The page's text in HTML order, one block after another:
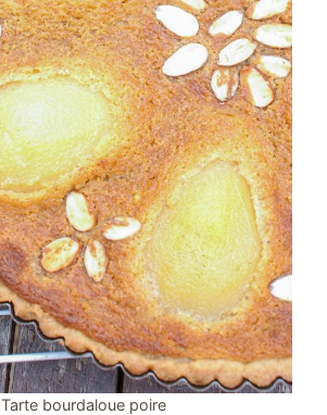
Tarte bourdaloue poire